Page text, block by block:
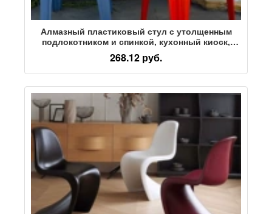
Алмазный пластиковый стул с утолщенным
подлокотником и спинкой, кухонный киоск,
уличный простой табурет, бытовой стул
268.12 руб.